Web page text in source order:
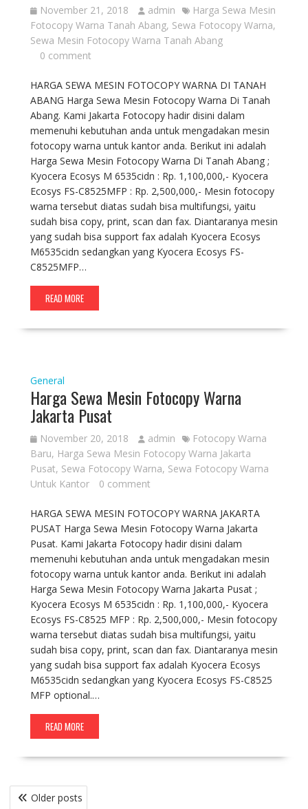
November 21, 2018 admin
Harga Sewa Mesin
Fotocopy Warna Tanah Abang, Sewa Fotocopy Warna,
Sewa Mesin Fotocopy Warna Tanah Abang
0 comment
HARGA SEWA MESIN FOTOCOPY WARNA DI TANAH
ABANG Harga Sewa Mesin Fotocopy Warna Di Tanah
Abang. Kami Jakarta Fotocopy hadir disini dalam
memenuhi kebutuhan anda untuk mengadakan mesin
fotocopy warna untuk kantor anda. Berikut ini adalah
Harga Sewa Mesin Fotocopy Warna Di Tanah Abang ;
Kyocera Ecosys M 6535cidn : Rp. 1,100,000,- Kyocera
Ecosys FS-C8525MFP : Rp. 2,500,000,- Mesin fotocopy
warna tersebut diatas sudah bisa multifungsi, yaitu
sudah bisa copy, print, scan dan fax. Diantaranya mesin
yang sudah bisa support fax adalah Kyocera Ecosys
M6535cidn sedangkan yang Kyocera Ecosys FS-
C8525MFP…
READ MORE
General
Harga Sewa Mesin Fotocopy Warna
Jakarta Pusat
November 20, 2018 admin
Fotocopy Warna
Baru, Harga Sewa Mesin Fotocopy Warna Jakarta
Pusat, Sewa Fotocopy Warna, Sewa Fotocopy Warna
Untuk Kantor
0 comment
HARGA SEWA MESIN FOTOCOPY WARNA JAKARTA
PUSAT Harga Sewa Mesin Fotocopy Warna Jakarta
Pusat. Kami Jakarta Fotocopy hadir disini dalam
memenuhi kebutuhan anda untuk mengadakan mesin
fotocopy warna untuk kantor anda. Berikut ini adalah
Harga Sewa Mesin Fotocopy Warna Jakarta Pusat ;
Kyocera Ecosys M 6535cidn : Rp. 1,100,000,- Kyocera
Ecosys FS-C8525 MFP : Rp. 2,500,000,- Mesin fotocopy
warna tersebut diatas sudah bisa multifungsi, yaitu
sudah bisa copy, print, scan dan fax. Diantaranya mesin
yang sudah bisa support fax adalah Kyocera Ecosys
M6535cidn sedangkan yang Kyocera Ecosys FS-C8525
MFP optional.…
READ MORE
PostsOlder posts